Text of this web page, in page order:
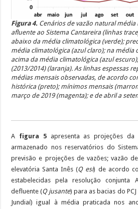
Figura 4. Cenários de vazão natural média
afluente ao Sistema Cantareira (linhas
abaixo da média climatológica (verde);
média climatológica (azul claro); na média
acima da média climatológica (azul
(2013/2014) (laranja). As linhas espessas
médias mensais observadas, de acordo
histórica (preto); mínimos mensais
março de 2019 (magenta); e de abril a
A figura 5apresenta as projeções da
armazenado nos reservatórios do
previsão e projeções de vazões; vazão
elevatória Santa Inês (Q esi) de acordo
estabelecidas pela resolução conjunta
defluente (Q jusante) para as bacias do
Jundiaí) igual à média praticada nos